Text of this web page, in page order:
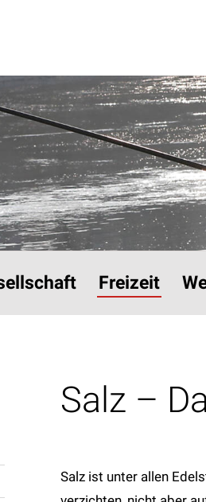
Freizeit
Salz –
Salz ist unter allen